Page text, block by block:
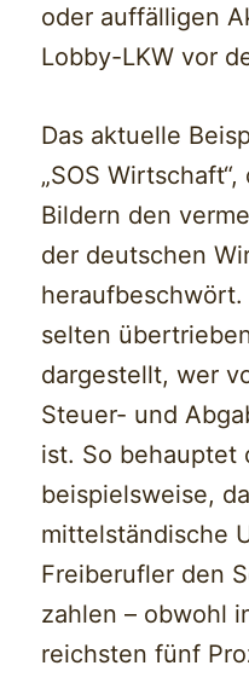
oder auffälligen
Lobby-LKW vor
Das aktuelle
„SOS
Bildern den
der deutschen
selten
dargestellt, wer
Steuer- und
ist. So behauptet
beispielsweise,
mittelständische
Freiberufler den
zahlen – obwohl
reichsten fünf